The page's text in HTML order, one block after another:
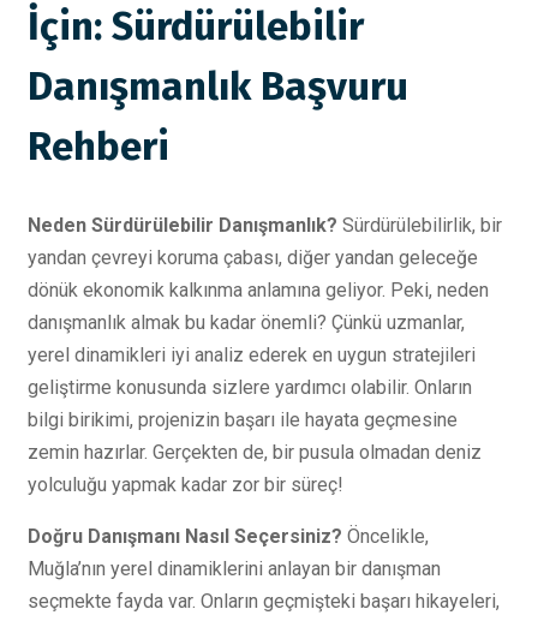
İçin: Sürdürülebilir
Danışmanlık Başvuru
Rehberi
Neden Sürdürülebilir Danışmanlık? Sürdürülebilirlik, bir
yandan çevreyi koruma çabası, diğer yandan geleceğe
dönük ekonomik kalkınma anlamına geliyor. Peki, neden
danışmanlık almak bu kadar önemli? Çünkü uzmanlar,
yerel dinamikleri iyi analiz ederek en uygun stratejileri
geliştirme konusunda sizlere yardımcı olabilir. Onların
bilgi birikimi, projenizin başarı ile hayata geçmesine
zemin hazırlar. Gerçekten de, bir pusula olmadan deniz
yolculuğu yapmak kadar zor bir süreç!
Doğru Danışmanı Nasıl Seçersiniz? Öncelikle,
Muğla’nın yerel dinamiklerini anlayan bir danışman
seçmekte fayda var. Onların geçmişteki başarı hikayeleri,